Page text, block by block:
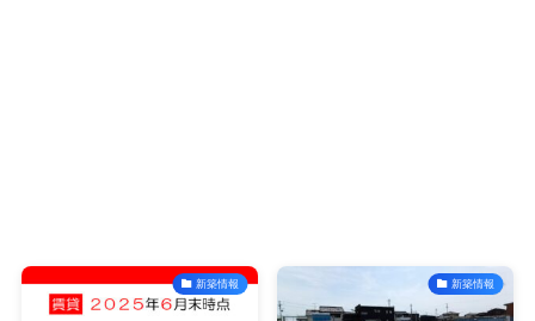
新築情報 新築情報